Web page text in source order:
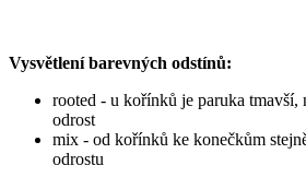
Vysvětlení barevných odstínů:
rooted - u kořínků je paruka
odrost
mix - od kořínků ke konečkům
odrostu